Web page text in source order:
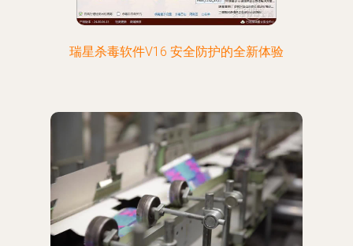
瑞星杀毒软件V16 安全防护的全新体验